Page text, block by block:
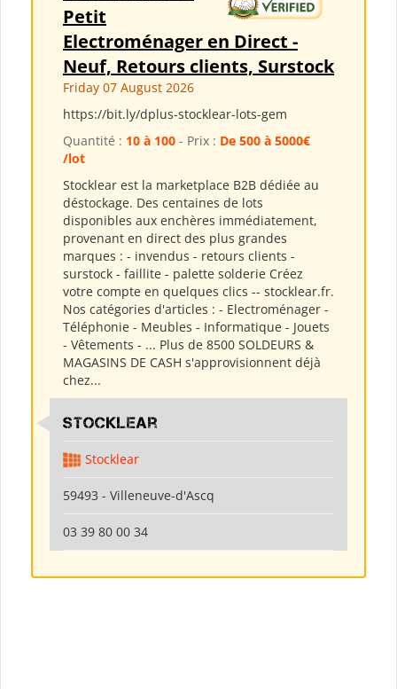
Petit
Electroménager en Direct -
Neuf, Retours clients, Surstock
Friday 07 August 2026
https://bit.ly/dplus-stocklear-lots-gem
Quantité : 10 à 100 - Prix : De 500 à 5000€
/lot
Stocklear est la marketplace B2B dédiée au
déstockage. Des centaines de lots
disponibles aux enchères immédiatement,
provenant en direct des plus grandes
marques : - invendus - retours clients -
surstock - faillite - palette solderie Créez
votre compte en quelques clics -- stocklear.fr.
Nos catégories d'articles : - Electroménager -
Téléphonie - Meubles - Informatique - Jouets
- Vêtements - ... Plus de 8500 SOLDEURS &
MAGASINS DE CASH s'approvisionnent déjà
chez...
Stocklear
Stocklear
59493 - Villeneuve-d'Ascq
03 39 80 00 34